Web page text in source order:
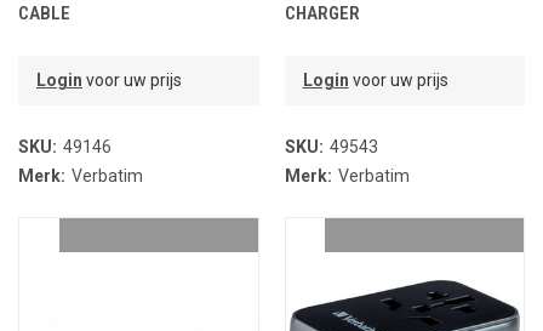
CABLE
Login voor uw prijs
SKU: 49146
Merk: Verbatim
CHARGER
Login voor uw prijs
SKU: 49543
Merk: Verbatim